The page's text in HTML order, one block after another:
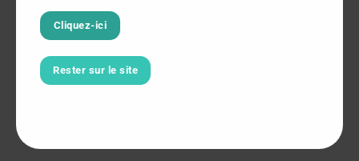
ils transmis ?
Cliquez-ici
Rester sur le site